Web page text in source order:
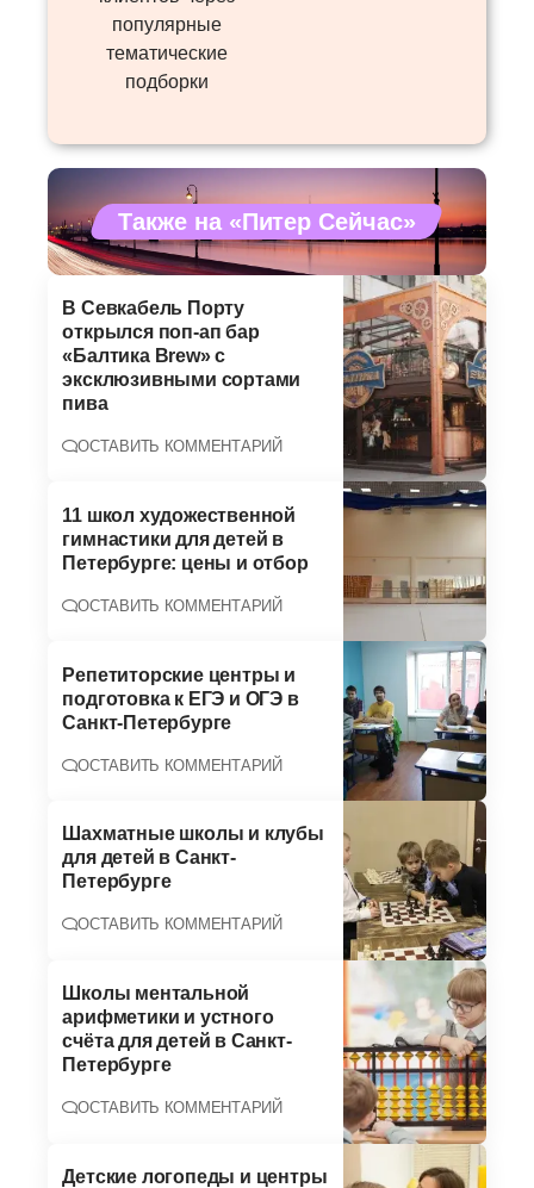
популярные
тематические
подборки
Также на «Питер Сейчас»
В Севкабель Порту
открылся поп-ап бар
«Балтика Brew» с
эксклюзивными сортами
пива
ОСТАВИТЬ КОММЕНТАРИЙ
11 школ художественной
гимнастики для детей в
Петербурге: цены и отбор
ОСТАВИТЬ КОММЕНТАРИЙ
Репетиторские центры и
подготовка к ЕГЭ и ОГЭ в
Санкт-Петербурге
ОСТАВИТЬ КОММЕНТАРИЙ
Шахматные школы и клубы
для детей в Санкт-
Петербурге
ОСТАВИТЬ КОММЕНТАРИЙ
Школы ментальной
арифметики и устного
счёта для детей в Санкт-
Петербурге
ОСТАВИТЬ КОММЕНТАРИЙ
Детские логопеды и центры